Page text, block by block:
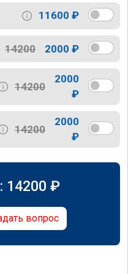
11600 ₽
14200 2000 ₽
14200
2000
₽
14200
2000
₽
14200 ₽
вопрос